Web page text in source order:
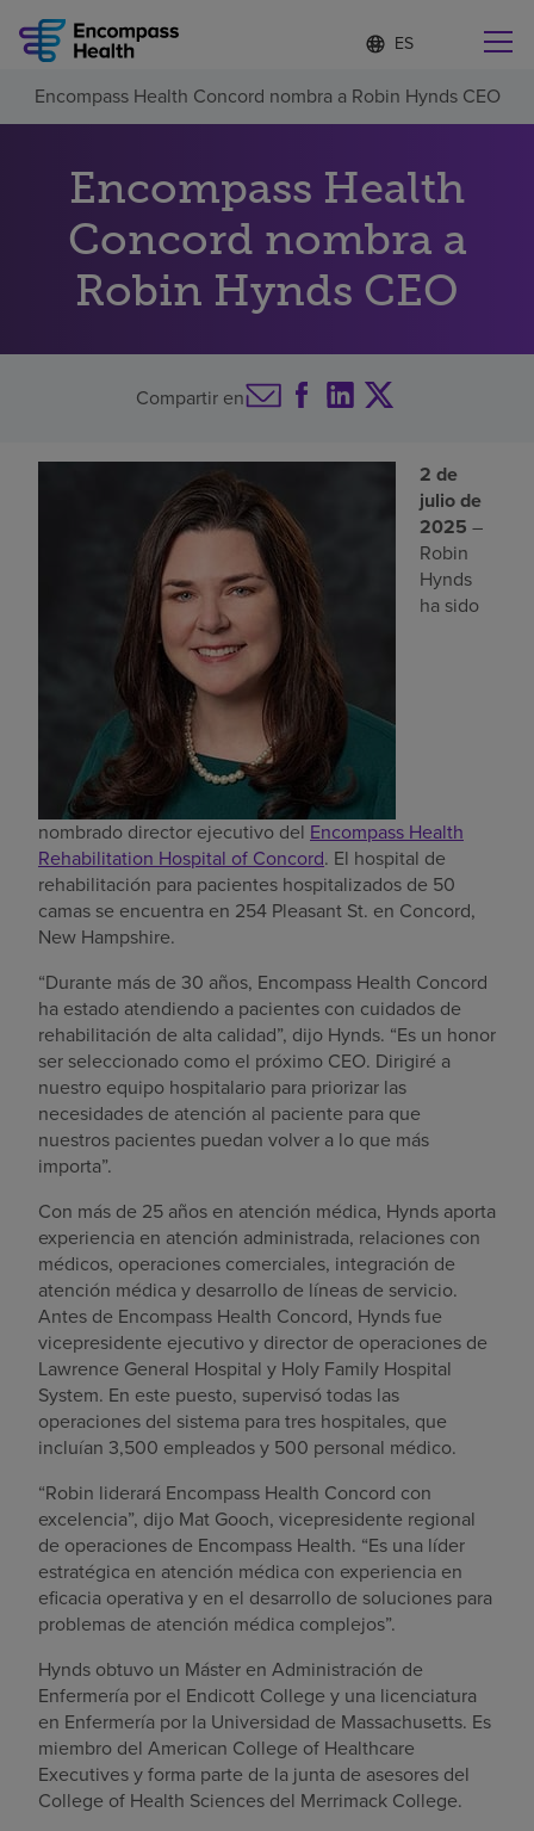
Lista
de
idiomas
contraída
d
o
m
e
e
c
c
i
n
d
Encuentre una localidad cerca de usted
Por qué debe elegirnos
Servicios de rehabilitación
Acerca de nosotros
Buscar un centro
Pagar mi factura
Encompass Health Concord nombra a Robin Hynds CEO
Encompass Health
Concord nombra a
Robin Hynds CEO
Compartir en
2 de
julio de
2025 –
Robin
Hynds
ha sido
nombrado director ejecutivo del Encompass Health
Rehabilitation Hospital of Concord. El hospital de
rehabilitación para pacientes hospitalizados de 50
camas se encuentra en 254 Pleasant St. en Concord,
New Hampshire.
“Durante más de 30 años, Encompass Health Concord
ha estado atendiendo a pacientes con cuidados de
rehabilitación de alta calidad”, dijo Hynds. “Es un honor
ser seleccionado como el próximo CEO. Dirigiré a
nuestro equipo hospitalario para priorizar las
necesidades de atención al paciente para que
nuestros pacientes puedan volver a lo que más
importa”.
Con más de 25 años en atención médica, Hynds aporta
experiencia en atención administrada, relaciones con
médicos, operaciones comerciales, integración de
atención médica y desarrollo de líneas de servicio.
Antes de Encompass Health Concord, Hynds fue
vicepresidente ejecutivo y director de operaciones de
Lawrence General Hospital y Holy Family Hospital
System. En este puesto, supervisó todas las
operaciones del sistema para tres hospitales, que
incluían 3,500 empleados y 500 personal médico.
“Robin liderará Encompass Health Concord con
excelencia”, dijo Mat Gooch, vicepresidente regional
de operaciones de Encompass Health. “Es una líder
estratégica en atención médica con experiencia en
eficacia operativa y en el desarrollo de soluciones para
problemas de atención médica complejos”.
Hynds obtuvo un Máster en Administración de
Enfermería por el Endicott College y una licenciatura
en Enfermería por la Universidad de Massachusetts. Es
miembro del American College of Healthcare
Executives y forma parte de la junta de asesores del
College of Health Sciences del Merrimack College.